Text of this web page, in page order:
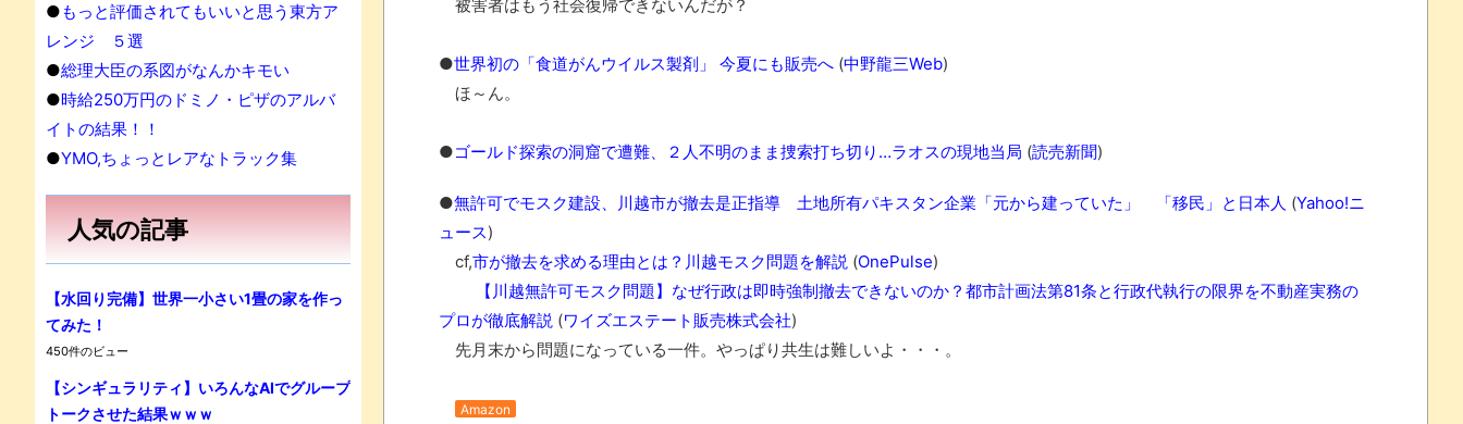
時代の流れ
【中国】パトカーの前で好演技www当たり屋やお煽り運転など盛りだくさん
「ム、ムリです・・・」メガネ美人ナースに入院中のオレのオナサポ懇願したら・・・
ブログお引越しのお知らせ
まるで親子のような子猫とシェパード
【極画像】名古屋の地下鉄wwwwwwwwwwww
見ていると！悲しくなってしまう猫の画像の数々！！
被害者はもう社会復帰できないんだが？
●世界初の「食道がんウイルス製剤」 今夏にも販売へ (中野龍三Web)
ほ～ん。
●ゴールド探索の洞窟で遭難、２人不明のまま捜索打ち切り…ラオスの現地当局 (読売新聞)
●無許可でモスク建設、川越市が撤去是正指導 土地所有パキスタン企業「元から建っていた」 「移民」と日本人 (Yahoo!ニ
ュース)
cf,市が撤去を求める理由とは？川越モスク問題を解説 (OnePulse)
【川越無許可モスク問題】なぜ行政は即時強制撤去できないのか？都市計画法第81条と行政代執行の限界を不動産実務の
プロが徹底解説 (ワイズエステート販売株式会社)
先月末から問題になっている一件。やっぱり共生は難しいよ・・・。
Amazon
●もっと評価されてもいいと思う東方ア
レンジ ５選
●総理大臣の系図がなんかキモい
●時給250万円のドミノ・ピザのアルバ
イトの結果！！
●YMO,ちょっとレアなトラック集
人気の記事
【水回り完備】世界一小さい1畳の家を作っ
てみた！
450件のビュー
【シンギュラリティ】いろんなAIでグループ
トークさせた結果ｗｗｗ